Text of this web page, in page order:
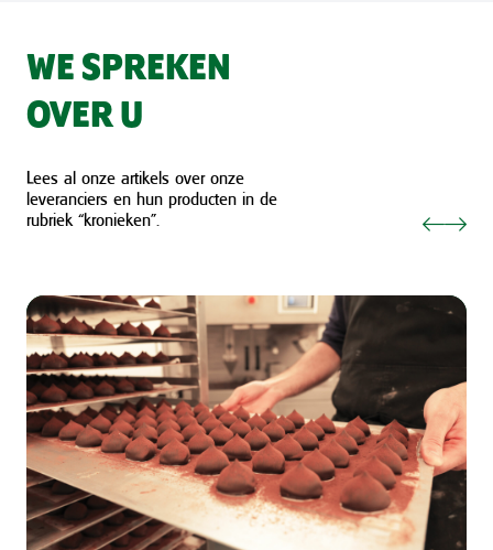
WE SPREKEN
OVER U
Lees al onze artikels over onze
leveranciers en hun producten in de
rubriek “kronieken”.